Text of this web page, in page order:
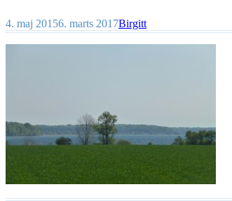
4. maj 20156. marts 2017Birgitt